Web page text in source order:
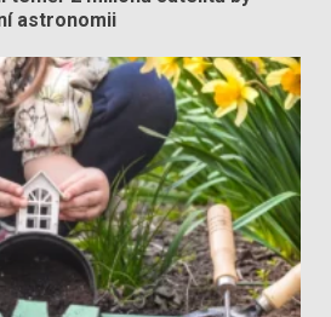
astronomii